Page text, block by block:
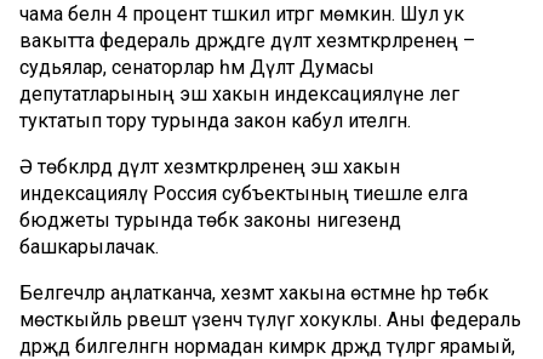
чама белән 4 процент тәшкил итәргә мөмкин. Шул ук
вакытта федераль дәрәҗәдәге дәүләт хезмәткәрләренең –
судьялар, сенаторлар һәм Дәүләт Думасы
депутатларының эш хакын индексацияләүне әлегә
туктатып тору турында закон кабул ителгән.
Ә төбәкләрдә дәүләт хезмәткәрләренең эш хакын
индексацияләү Россия субъектының тиешле елга
бюджеты турында төбәк законы нигезендә
башкарылачак.
Белгечләр аңлатканча, хезмәт хакына өстәмәне һәр төбәк
мөстәкыйль рәвештә үзенчә түләүгә хокуклы. Аны федераль
дәрәҗәдә билгеләнгән нормадан кимрәк дәрәҗәдә түләргә ярамый, ә